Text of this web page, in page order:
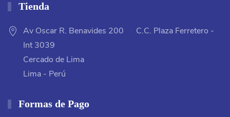
Tienda
Av Oscar R. Benavides 200 C.C. Plaza Ferretero -
Int 3039
Cercado de Lima
Lima - Perú
Formas de Pago